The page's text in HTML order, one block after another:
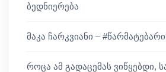
ბედნიერება
მაკა ჩარკვიანი –
როცა ამ გადაცემას ვიწყებდი,